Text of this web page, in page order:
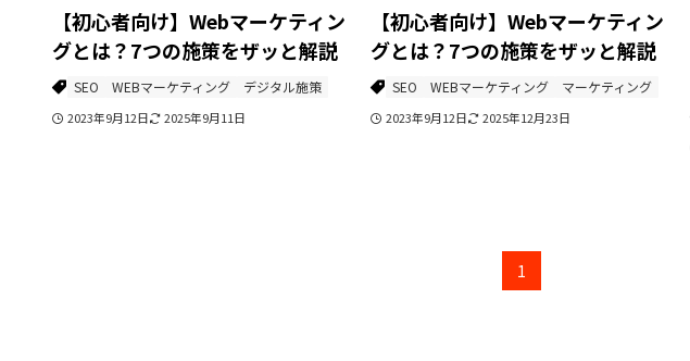
【初心者向け】Webマーケティン
グとは？7つの施策をザッと解説
SEO WEBマーケティング デジタル施策
2023年9月12日 2025年9月11日
【初心者向け】Webマーケティン
グとは？7つの施策をザッと解説
SEO WEBマーケティング マーケティング
2023年9月12日 2025年12月23日
1